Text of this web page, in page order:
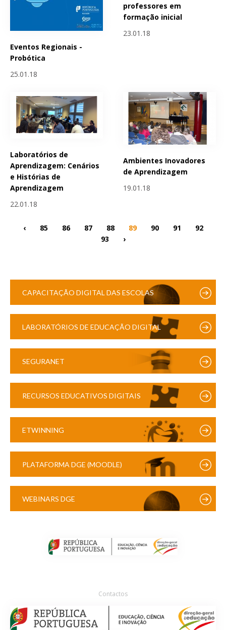
Eventos Regionais -
Probótica
25.01.18
professores em
formação inicial
23.01.18
Laboratórios de
Aprendizagem: Cenários
e Histórias de
Aprendizagem
22.01.18
Ambientes Inovadores
de Aprendizagem
19.01.18
‹ 85 86 87 88 89 90 91
92
93
›
CAPACITAÇÃO DIGITAL DAS ESCOLAS
LABORATÓRIOS DE EDUCAÇÃO DIGITAL
SEGURANET
RECURSOS EDUCATIVOS DIGITAIS
ETWINNING
PLATAFORMA DGE (MOODLE)
WEBINARS DGE
Contactos